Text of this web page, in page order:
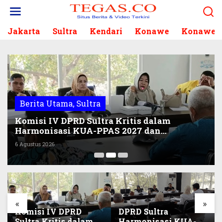
Jakarta Sultra Kendari Konawe Konawe
Berita Utama, Sultra
Komisi IV DPRD Sultra Kritis dalam
Harmonisasi KUA-PPAS 2027 dan
Perubahan APBD 2026
6 Agustus 2026
« »
Komisi IV DPRD
DPRD Sultra